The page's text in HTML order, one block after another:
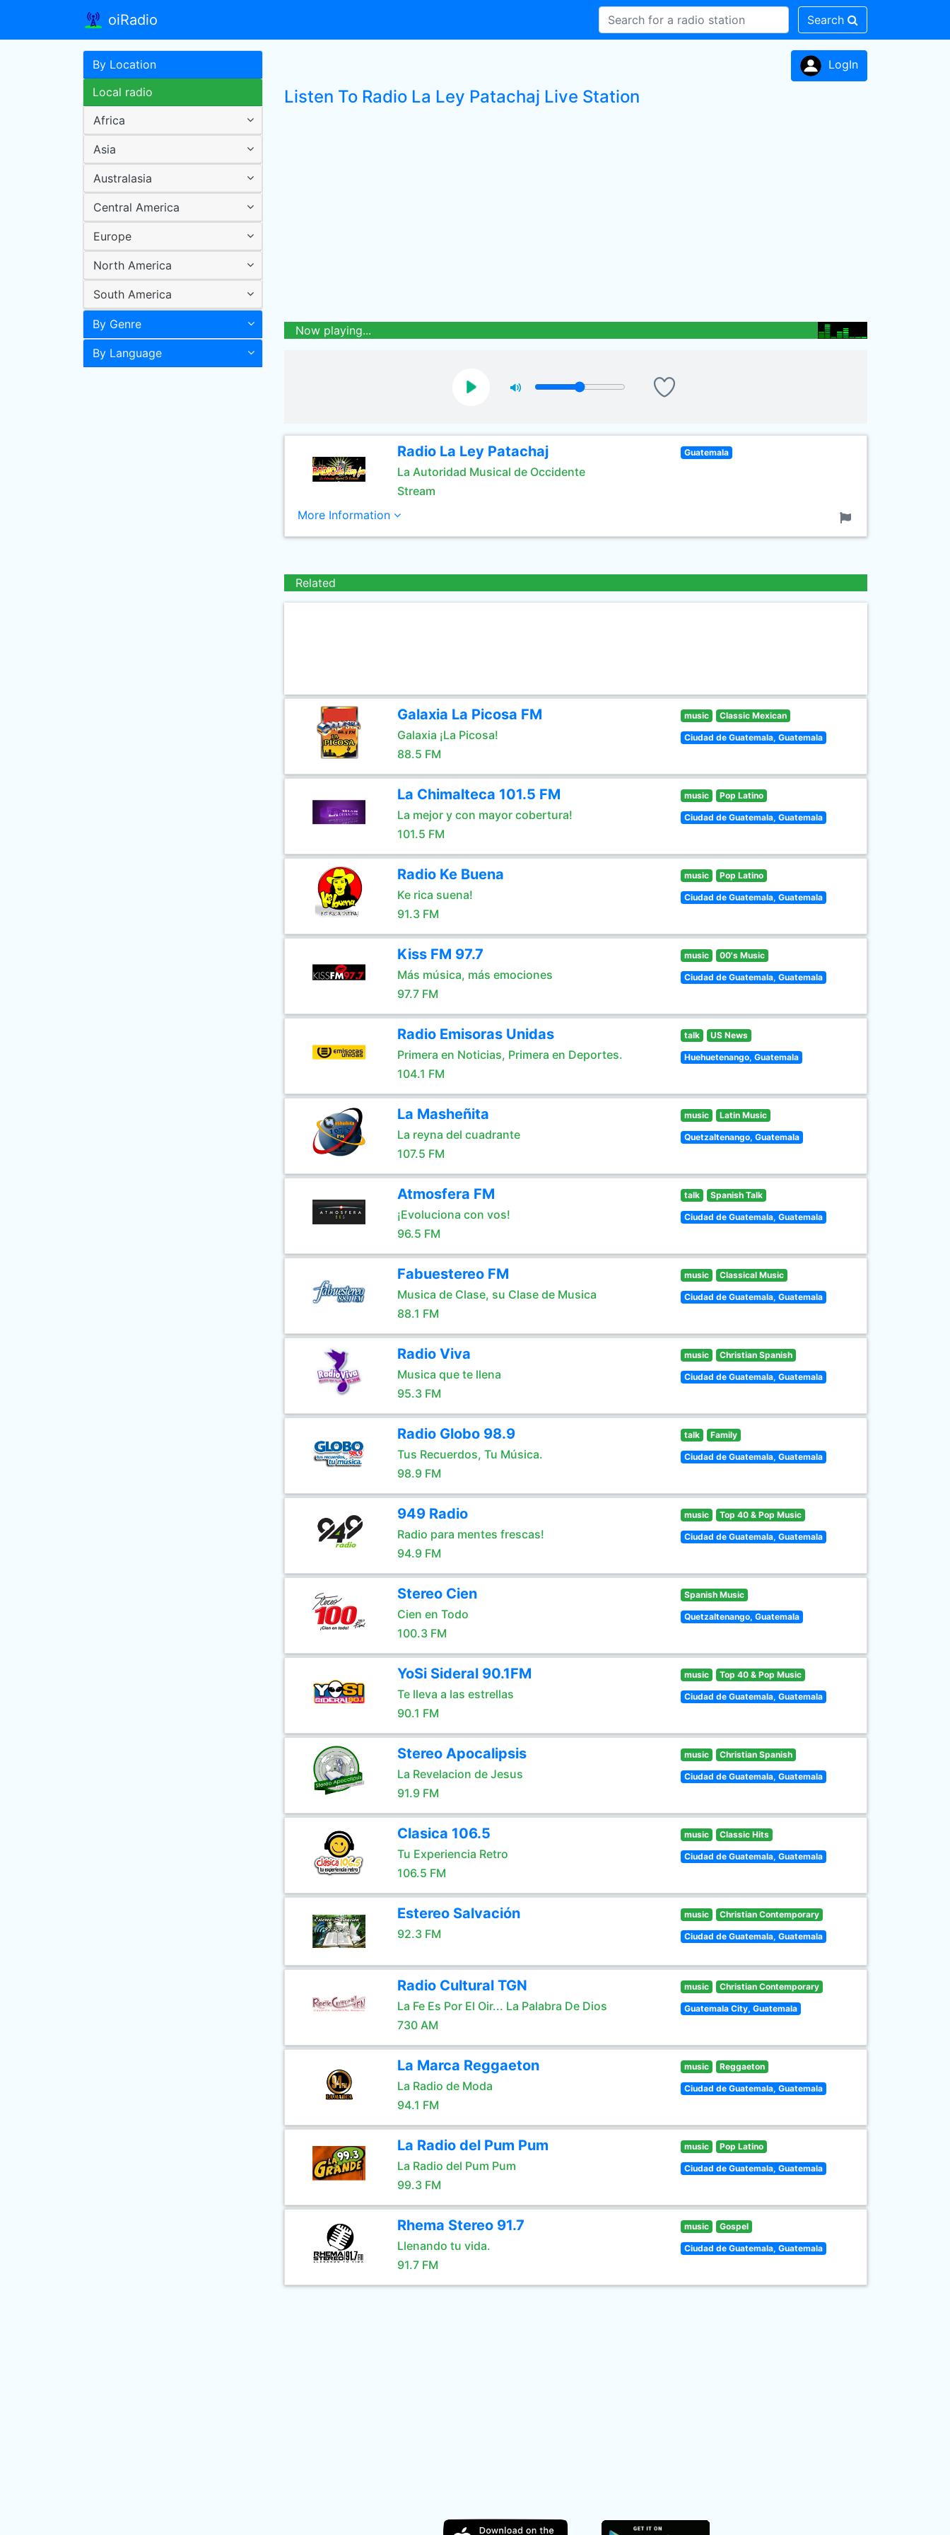
oiRadio Search
By Location
Local radio
Africa
Asia
Australasia
Central America
Europe
North America
South America
By Genre
By Language
LogIn
Listen To Radio La Ley Patachaj Live Station
Now playing...
Radio La Ley Patachaj
La Autoridad Musical de Occidente
Stream
Guatemala
More Information
Related
Galaxia La Picosa FM
Galaxia ¡La Picosa!
88.5 FM
music Classic Mexican
Ciudad de Guatemala, Guatemala
La Chimalteca 101.5 FM
La mejor y con mayor cobertura!
101.5 FM
music Pop Latino
Ciudad de Guatemala, Guatemala
Radio Ke Buena
Ke rica suena!
91.3 FM
music Pop Latino
Ciudad de Guatemala, Guatemala
Kiss FM 97.7
Más música, más emociones
97.7 FM
music 00's Music
Ciudad de Guatemala, Guatemala
Radio Emisoras Unidas
Primera en Noticias, Primera en Deportes.
104.1 FM
talk US News
Huehuetenango, Guatemala
La Masheñita
La reyna del cuadrante
107.5 FM
music Latin Music
Quetzaltenango, Guatemala
Atmosfera FM
¡Evoluciona con vos!
96.5 FM
talk Spanish Talk
Ciudad de Guatemala, Guatemala
Fabuestereo FM
Musica de Clase, su Clase de Musica
88.1 FM
music Classical Music
Ciudad de Guatemala, Guatemala
Radio Viva
Musica que te llena
95.3 FM
music Christian Spanish
Ciudad de Guatemala, Guatemala
Radio Globo 98.9
Tus Recuerdos, Tu Música.
98.9 FM
talk Family
Ciudad de Guatemala, Guatemala
949 Radio
Radio para mentes frescas!
94.9 FM
music Top 40 & Pop Music
Ciudad de Guatemala, Guatemala
Stereo Cien
Cien en Todo
100.3 FM
Spanish Music
Quetzaltenango, Guatemala
YoSi Sideral 90.1FM
Te lleva a las estrellas
90.1 FM
music Top 40 & Pop Music
Ciudad de Guatemala, Guatemala
Stereo Apocalipsis
La Revelacion de Jesus
91.9 FM
music Christian Spanish
Ciudad de Guatemala, Guatemala
Clasica 106.5
Tu Experiencia Retro
106.5 FM
music Classic Hits
Ciudad de Guatemala, Guatemala
Estereo Salvación
92.3 FM
music Christian Contemporary
Ciudad de Guatemala, Guatemala
Radio Cultural TGN
La Fe Es Por El Oir... La Palabra De Dios
730 AM
music Christian Contemporary
Guatemala City, Guatemala
La Marca Reggaeton
La Radio de Moda
94.1 FM
music Reggaeton
Ciudad de Guatemala, Guatemala
La Radio del Pum Pum
La Radio del Pum Pum
99.3 FM
music Pop Latino
Ciudad de Guatemala, Guatemala
Rhema Stereo 91.7
Llenando tu vida.
91.7 FM
music Gospel
Ciudad de Guatemala, Guatemala